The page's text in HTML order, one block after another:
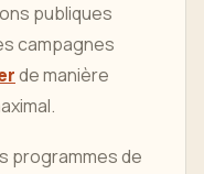
publiques
campagnes
de manière
programmes de